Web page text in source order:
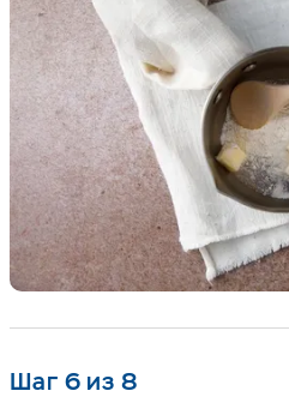
Шаг 6 из 8